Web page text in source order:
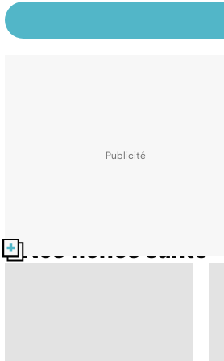
Nos fiches santé